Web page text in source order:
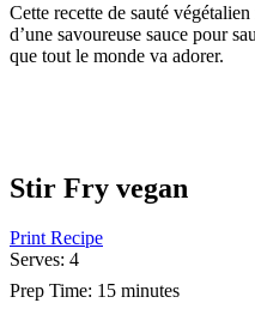
Cette recette de sauté
d’une savoureuse sauce pour
que tout le monde va adorer.
Stir Fry vegan
Print Recipe
Serves: 4
Prep Time: 15 minutes